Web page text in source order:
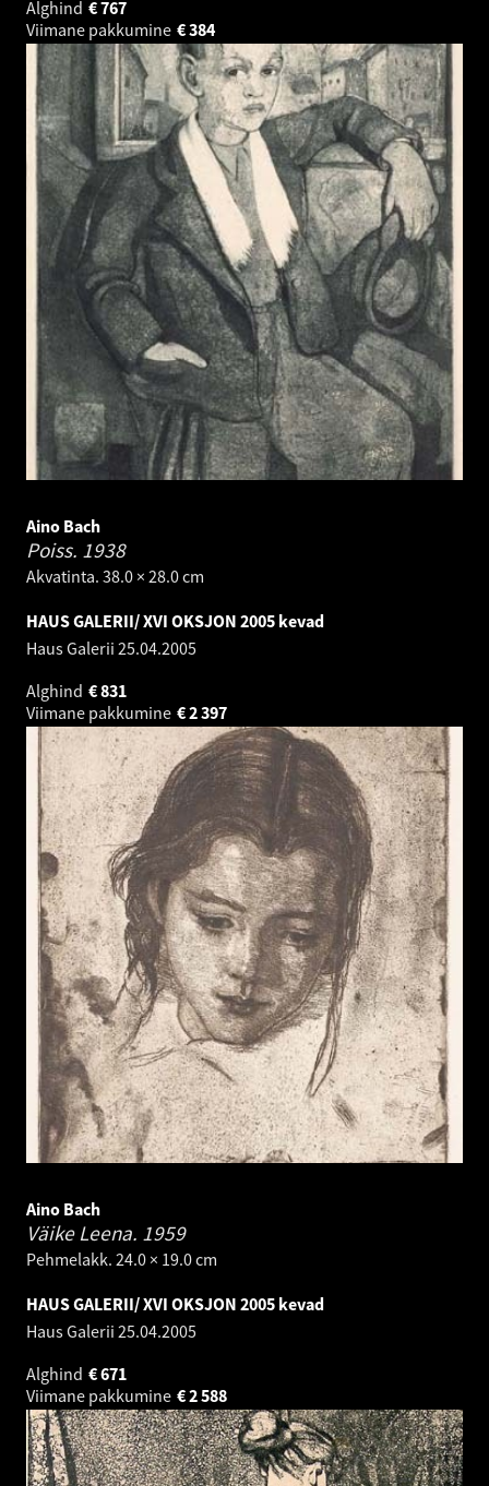
Alghind 767
€
Viimane pakkumine
384
€
Aino Bach
Poiss. 1938
Akvatinta. 38.0 × 28.0 cm
HAUS GALERII/ XVI OKSJON 2005 kevad
Haus Galerii 25.04.2005
Alghind
831
€
Viimane pakkumine
2 397
€
Aino Bach
Väike Leena. 1959
Pehmelakk. 24.0 × 19.0 cm
HAUS GALERII/ XVI OKSJON 2005 kevad
Haus Galerii 25.04.2005
Alghind
671
€
Viimane pakkumine
2 588
€